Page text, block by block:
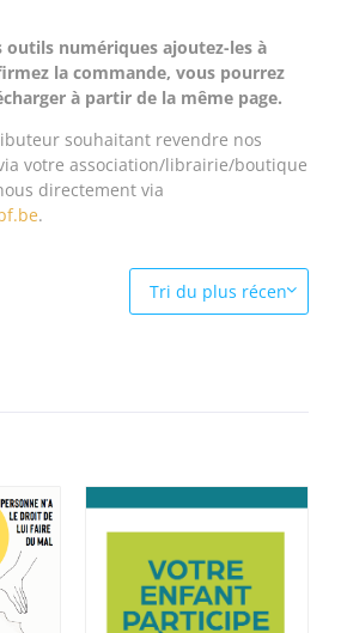
outils numériques ajoutez-les à
la commande, vous pourrez
à partir de la même page.
souhaitant revendre nos
votre association/librairie/boutique
directement via
.